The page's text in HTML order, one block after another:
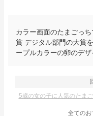
カラー画面のたまごっ
賞 デジタル部門の大賞
ープルカラーの卵のデ
5歳の女の子に人気のたま
全てのお